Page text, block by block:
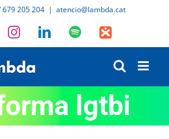
205 204 | atencio@lambda.cat
InstagramLinkedInSpotifyIVoox
lgtbi